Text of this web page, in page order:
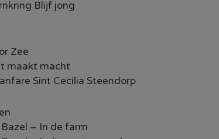
Blijf jong
Zee
maakt macht
Sint Cecilia Steendorp
– In de farm